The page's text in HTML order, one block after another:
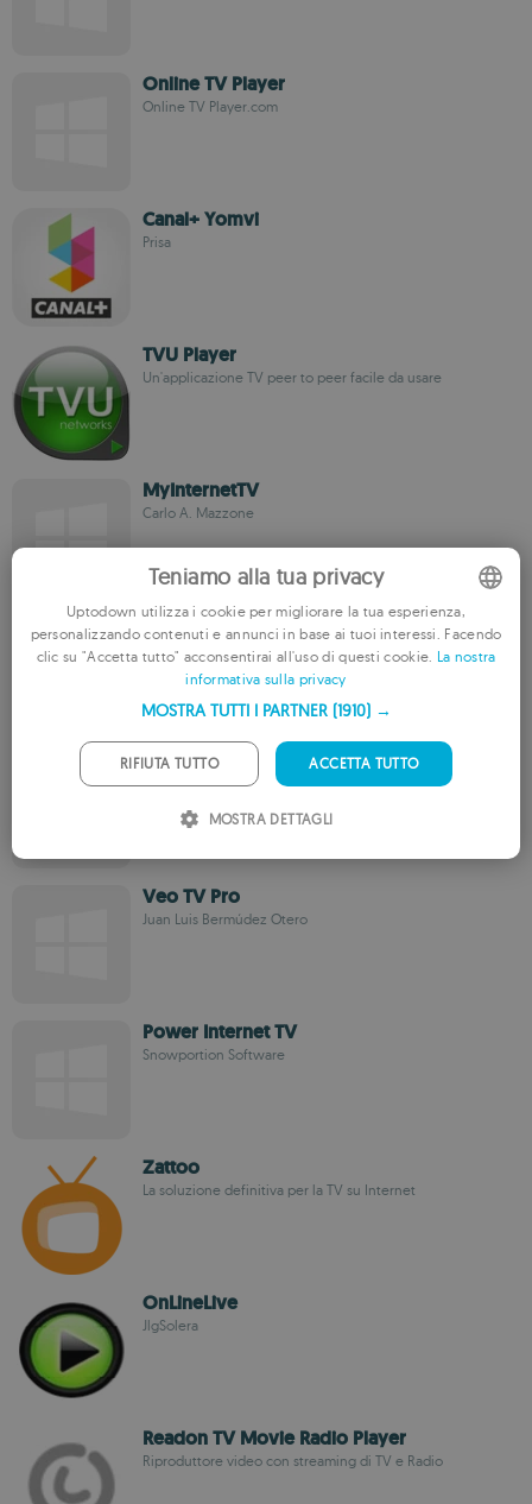
Online TV Player
Online TV Player.com
Canal+ Yomvi
Prisa
TVU Player
Un'applicazione TV peer to peer facile da usare
MyInternetTV
Carlo A. Mazzone
Kite Player
Kiteplayer
Live TV Player
New Digital Soft
Veo TV Pro
Juan Luis Bermúdez Otero
Power Internet TV
Snowportion Software
Zattoo
La soluzione definitiva per la TV su Internet
OnLineLive
JlgSolera
Readon TV Movie Radio Player
Riproduttore video con streaming di TV e Radio
ENGLISH
PORTUGUESE
Teniamo alla tua privacy
Uptodown utilizza i cookie per migliorare la tua esperienza,
personalizzando contenuti e annunci in base ai tuoi interessi. Facendo
clic su "Accetta tutto" acconsentirai all'uso di questi cookie. La nostra
informativa sulla privacy
MOSTRA TUTTI I PARTNER (1910) →
ACCETTA TUTTO
RIFIUTA TUTTO
MOSTRA DETTAGLI